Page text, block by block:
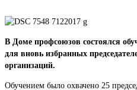
В Доме профсоюзов состоялся
для вновь избранных
организаций.
Обучением было охвачено 25